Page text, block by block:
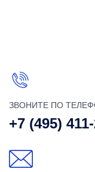
ЗВОНИТЕ ПО
+7 (495)